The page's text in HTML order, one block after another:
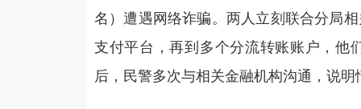
名）遭遇网络诈骗。两人立刻联合分局
支付平台，再到多个分流转账账户，他
后，民警多次与相关金融机构沟通，说